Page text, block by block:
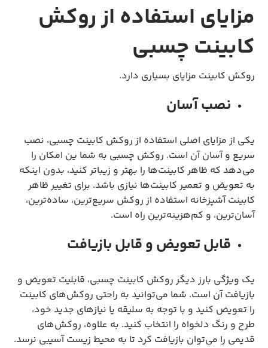
مزایای استفاده ازروکش
کابینت چسبی
روکش کابینت مزایای بسیاری دارد.
نصب آسان
یکی از مزایای اصلی استفاده از روکش کابینت چسبی، نصب
سریع و آسان آن است. روکش چسبی به شما ین امکان را
می‌دهد که ظاهر کابینت‌ها را بهتر و زیباتر کنید، بدون اینکه
به تعویض و تعمیر کابینت‌ها نیازی باشد. برای تغییر ظاهر
کابینت آشپزخانه استفاده از روکش سریع‌ترین، ساده‌ترین،
آسان‌ترین، و کم‌هزینه‌ترین راه است.
قابل تعویض و قابل بازیافت
یک ویژگی بارز دیگر روکش کابینت چسبی، قابلیت تعویض و
بازیافت آن است. شما می‌توانید به راحتی روکش‌های کابینت
را تعویض کنید و با توجه به سلیقه یا نیازهای جدید خود،
طرح و رنگ دلخواه را انتخاب کنید. به علاوه، روکش‌های
قدیمی را می‌توان بازیافت کرد تا به محیط زیست آسیبی نرسد.